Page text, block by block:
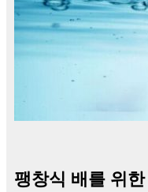
팽창식 배를 위